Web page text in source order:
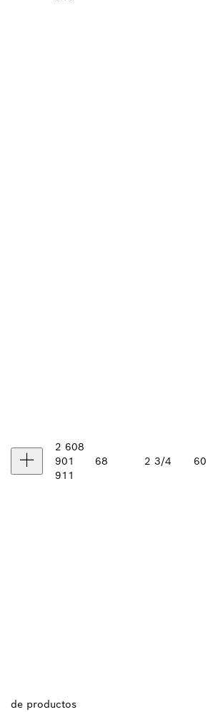
2 608
901
911
68 2 3/4 60
de productos